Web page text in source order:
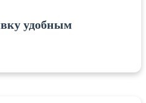
удобным